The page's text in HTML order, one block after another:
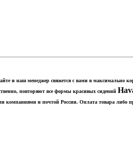
и наш менеджер свяжется с вами в максимально
повторяют все формы красивых сидений
компаниями и почтой России. Оплата товара